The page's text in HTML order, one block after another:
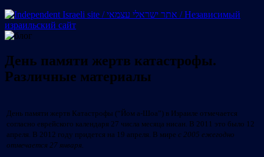
День памяти жертв катастрофы.
Различные материалы
День памяти жертв Катастрофы (“Йом а-Шоа”) в Израиле отмечается
согласно еврейского календаря 27 числа месяца нисан. В 2011 это было 12
апреля. В 2012 году придется на 19 апреля. В мире с 2005 ежегодно
отмечается 27 января.